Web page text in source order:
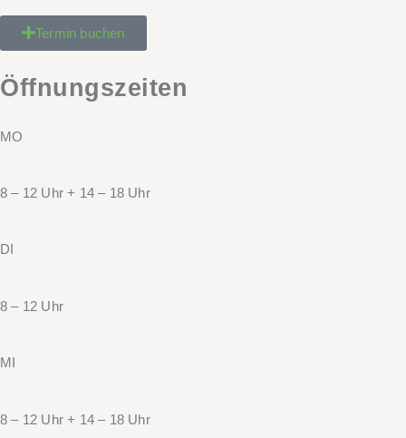
Termin buchen
Öffnungszeiten
MO
8 – 12 Uhr + 14 – 18 Uhr
DI
8 – 12 Uhr
MI
8 – 12 Uhr + 14 – 18 Uhr